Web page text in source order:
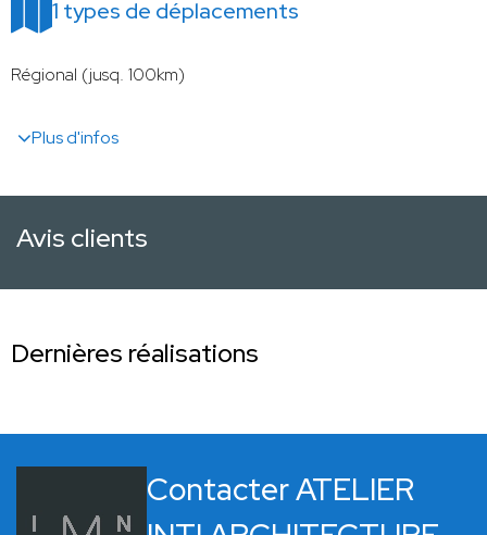
1 types de déplacements
Régional (jusq. 100km)
Plus d'infos
Avis clients
Dernières réalisations
Contacter ATELIER